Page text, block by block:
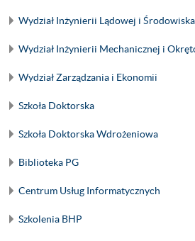
Wydział Inżynierii Lądowej i Środowiska
Wydział Inżynierii Mechanicznej i
Wydział Zarządzania i Ekonomii
Szkoła Doktorska
Szkoła Doktorska Wdrożeniowa
Biblioteka PG
Centrum Usług Informatycznych
Szkolenia BHP